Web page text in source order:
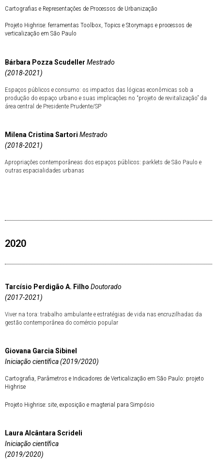
Cartografias e Representações de Processos de Urbanização
Projeto Highrise: ferramentas Toolbox, Topics e Storymaps e processos de
verticalização em São Paulo
Bárbara Pozza Scudeller Mestrado
(2018-2021)
Espaços públicos e consumo: os impactos das lógicas econômicas sob a
produção do espaço urbano e suas implicações no “projeto de revitalização” da
área central de Presidente Prudente/SP
Milena Cristina Sartori Mestrado
(2018-2021)
Apropriações contemporâneas dos espaços públicos: parklets de São Paulo e
outras espacialidades urbanas
2020
Tarcísio Perdigão A. Filho Doutorado
(2017-2021)
Viver na tora: trabalho ambulante e estratégias de vida nas encruzilhadas da
gestão contemporânea do comércio popular
Giovana Garcia Sibinel
Iniciação científica (2019/2020)
Cartografia, Parâmetros e Indicadores de Verticalização em São Paulo: projeto
Highrise
Projeto Highrise: site, exposição e magterial para Simpósio
Laura Alcântara Scrideli
Iniciação científica
(2019/2020)